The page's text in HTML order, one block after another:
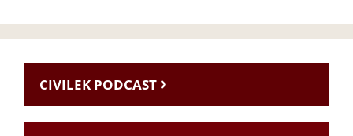
CIVILEK PODCAST